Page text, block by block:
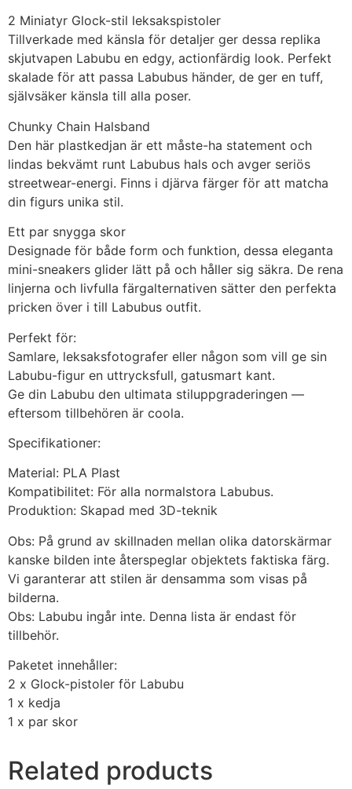
2 Miniatyr Glock-stil leksakspistoler
Tillverkade med känsla för detaljer ger dessa replika
skjutvapen Labubu en edgy, actionfärdig look. Perfekt
skalade för att passa Labubus händer, de ger en tuff,
självsäker känsla till alla poser.
Chunky Chain Halsband
Den här plastkedjan är ett måste-ha statement och
lindas bekvämt runt Labubus hals och avger seriös
streetwear-energi. Finns i djärva färger för att matcha
din figurs unika stil.
Ett par snygga skor
Designade för både form och funktion, dessa eleganta
mini-sneakers glider lätt på och håller sig säkra. De rena
linjerna och livfulla färgalternativen sätter den perfekta
pricken över i till Labubus outfit.
Perfekt för:
Samlare, leksaksfotografer eller någon som vill ge sin
Labubu-figur en uttrycksfull, gatusmart kant.
Ge din Labubu den ultimata stiluppgraderingen —
eftersom tillbehören är coola.
Specifikationer:
Material: PLA Plast
Kompatibilitet: För alla normalstora Labubus.
Produktion: Skapad med 3D-teknik
Obs: På grund av skillnaden mellan olika datorskärmar
kanske bilden inte återspeglar objektets faktiska färg.
Vi garanterar att stilen är densamma som visas på
bilderna.
Obs: Labubu ingår inte. Denna lista är endast för
tillbehör.
Paketet innehåller:
2 x Glock-pistoler för Labubu
1 x kedja
1 x par skor
Related products